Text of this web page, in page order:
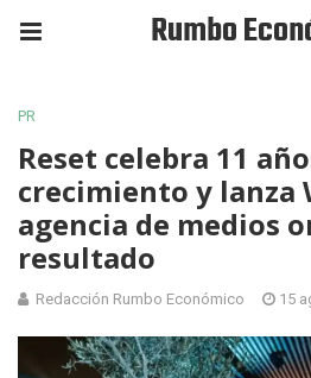
Rumbo
PR
Reset celebra 11
crecimiento y lanza
agencia de medios
resultado
Redacción Rumbo Económico 15